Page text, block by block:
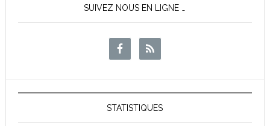
SUIVEZ NOUS EN LIGNE …
STATISTIQUES